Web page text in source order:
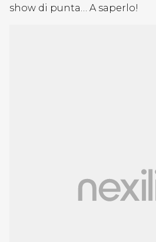
show di punta… A saperlo!